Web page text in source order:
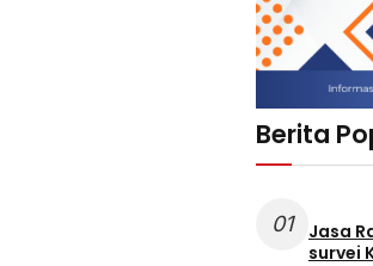
Berita
01
Jasa
survei